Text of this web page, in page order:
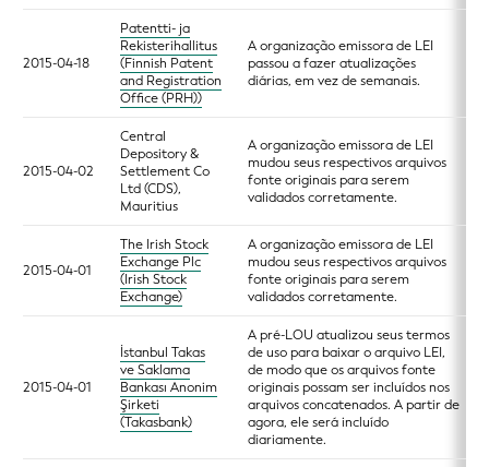
2015-04-18
Patentti- ja
Rekisterihallitus
(Finnish Patent
and Registration
Office (PRH))
A organização emissora de LEI
passou a fazer atualizações
diárias, em vez de semanais.
2015-04-02
Central
Depository &
Settlement Co
Ltd (CDS),
Mauritius
A organização emissora de LEI
mudou seus respectivos arquivos
fonte originais para serem
validados corretamente.
2015-04-01
The Irish Stock
Exchange Plc
(Irish Stock
Exchange)
A organização emissora de LEI
mudou seus respectivos arquivos
fonte originais para serem
validados corretamente.
2015-04-01
İstanbul Takas
ve Saklama
Bankası Anonim
Şirketi
(Takasbank)
A pré-LOU atualizou seus termos
de uso para baixar o arquivo LEI,
de modo que os arquivos fonte
originais possam ser incluídos nos
arquivos concatenados. A partir de
agora, ele será incluído
diariamente.